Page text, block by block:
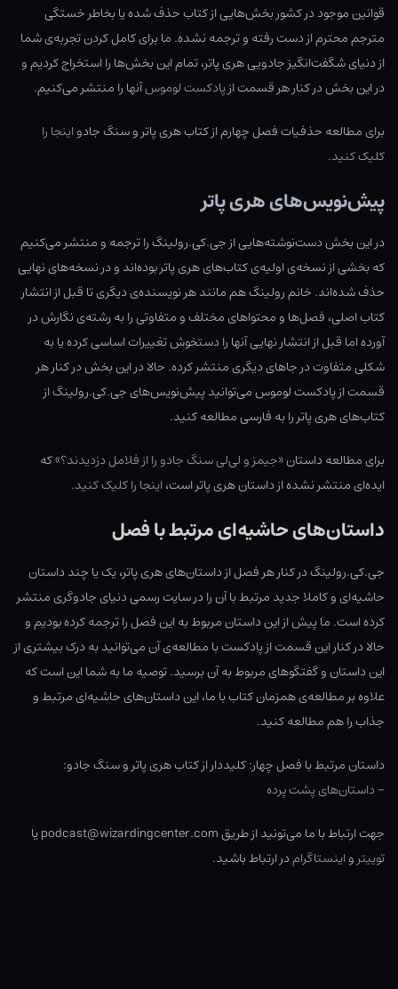
قوانین موجود در کشور بخش‌هایی از کتاب حذف شده یا بخاطر خستگی
مترجم محترم از دست رفته و ترجمه نشده. ما برای کامل کردن تجربه‌ی شما
از دنیای شگفت‌انگیز جادویی هری پاتر، تمام این بخش‌ها را استخراج کردیم و
در این بخش در کنار هر قسمت ازپادکست لوموسآنها را منتشر می‌کنیم.
برای مطالعه حذفیات فصل چهارم از کتاب هری پاتر و سنگ جادواینجا را
کلیک کنید.
پیش‌نویس‌های هری پاتر
در این بخش دست‌نوشته‌هایی از جی.کی.رولینگ را ترجمه و منتشر می‌کنیم
که بخشی از نسخه‌ی اولیه‌ی کتاب‌های هری پاتر بوده‌اند و در نسخه‌های نهایی
حذف شده‌اند. خانم رولینگ هم مانند هر نویسنده‌ی دیگری تا قبل از انتشار
کتاب اصلی، فصل‌ها و محتواهای مختلف و متفاوتی را به رشته‌ی نگارش در
آورده اما قبل از انتشار نهایی آنها را دستخوش تغییرات اساسی کرده یا به
شکلی متفاوت در جاهای دیگری منتشر کرده. حالا در این بخش در کنار هر
قسمت از پادکست لوموس می‌توانید پیش‌نویس‌های جی.کی.رولینگ از
کتاب‌های هری پاتر را به فارسی مطالعه کنید.
برای مطالعه داستان «جیمز و لی‌لی سنگ جادو را از فلامل دزدیدند؟» که
ایده‌ای منتشر نشده از داستان هری پاتر است،اینجا را کلیک کنید.
داستان‌های حاشیه‌ای مرتبط با فصل
جی.کی.رولینگ در کنار هر فصل از داستان‌های هری پاتر، یک یا چند داستان
حاشیه‌ای و کاملا جدید مرتبط با آن را در سایت رسمی دنیای جادوگری منتشر
کرده است. ما پیش از این داستان مربوط به این فصل را ترجمه کرده بودیم و
حالا در کنار این قسمت از پادکست با مطالعه‌ی آن می‌توانید به درک بیشتری از
این داستان و گفتگوهای مربوط به آن برسید. توصیه ما به شما این است که
علاوه بر مطالعه‌ی همزمان کتاب با ما، این داستان‌های حاشیه‌ای مرتبط و
جذاب را هم مطالعه کنید.
داستان مرتبط با فصل چهار: کلیددار از کتاب هری پاتر و سنگ جادو:
– داستان‌های پشت پرده
جهت ارتباط با ما می‌تونید از طریق podcast@wizardingcenter.com یا
توییتر واینستاگرامدر ارتباط باشید.